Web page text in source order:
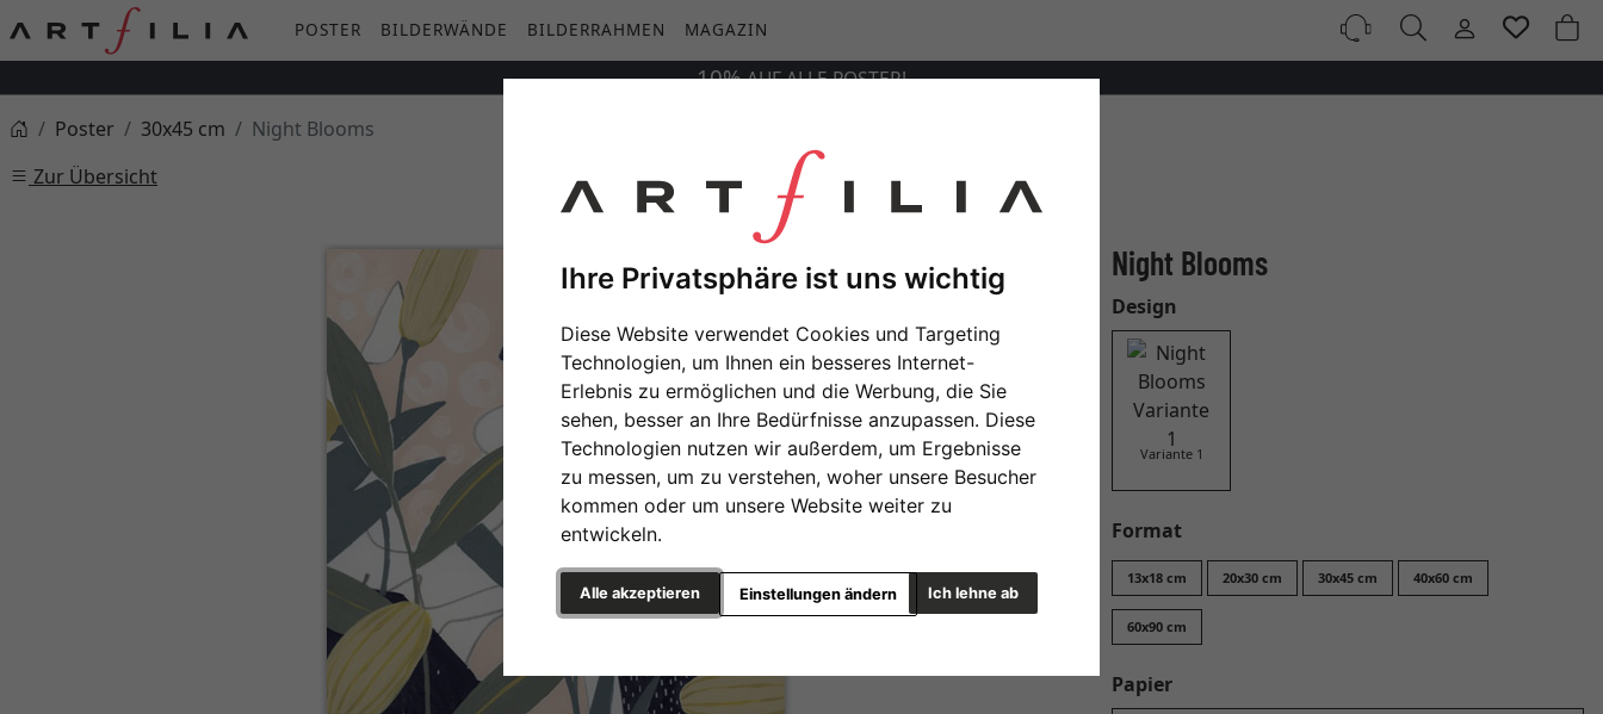
Ihre Privatsphäre ist uns wichtig
Diese Website verwendet Cookies und Targeting
Technologien, um Ihnen ein besseres Internet-
Erlebnis zu ermöglichen und die Werbung, die Sie
sehen, besser an Ihre Bedürfnisse anzupassen. Diese
Technologien nutzen wir außerdem, um Ergebnisse
zu messen, um zu verstehen, woher unsere Besucher
kommen oder um unsere Website weiter zu
entwickeln.
Alle akzeptieren Ich lehne ab
Einstellungen ändern
POSTER BILDERWÄNDE BILDERRAHMEN MAGAZIN
10%AUFALLEPOSTER!
Poster
30x45 cm
Night Blooms
Zur Übersicht
Night Blooms
Design
Variante 1
Format
13x18 cm 20x30 cm 30x45 cm 40x60 cm
60x90 cm
Papier